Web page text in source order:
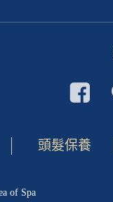
頭髮保養
of Spa